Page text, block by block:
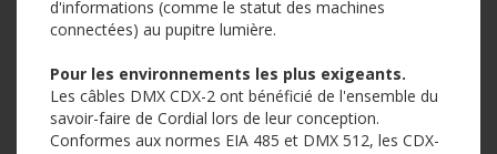
d'informations (comme le statut des machines
connectées) au pupitre lumière.
Pour les environnements les plus exigeants.
Les câbles DMX CDX-2 ont bénéficié de l'ensemble du
savoir-faire de Cordial lors de leur conception.
Conformes aux normes EIA 485 et DMX 512, les CDX-